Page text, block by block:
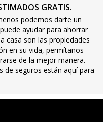
GRATIS.
podemos darte un
ayudar para ahorrar
casa son las propiedades
en su vida, permítanos
de la mejor manera.
de seguros están aquí para